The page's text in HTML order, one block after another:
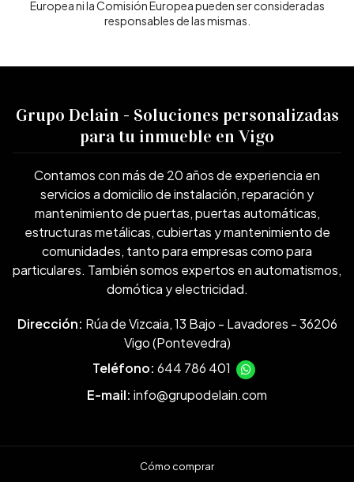
Europea ni la Comisión Europea pueden ser consideradas
responsables de las mismas.
Grupo Delain - Soluciones personalizadas
para tu inmueble en Vigo
Contamos con más de 20 años de experiencia en
servicios a domicilio de instalación, reparación y
mantenimiento de puertas, puertas automáticas,
estructuras metálicas, cubiertas y mantenimiento de
comunidades, tanto para empresas como para
particulares. También somos expertos en automatismos,
domótica y electricidad.
Dirección: Rúa de Vizcaia, 13 Bajo - Lavadores - 36206
Vigo (Pontevedra)
Teléfono: 644 786 401
E-mail: info@grupodelain.com
Cómo comprar